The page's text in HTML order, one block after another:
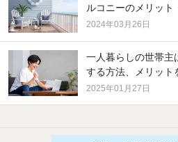
ルコニーのメリット
2024年03月26日
一人暮らしの世帯主
する方法、メリット
2025年01月27日
他の人はこんな条件で絞り込んでい